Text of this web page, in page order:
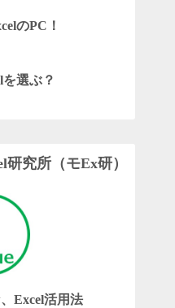
のPC！
を選ぶ？
研究所（モEx研）
Excel活用法